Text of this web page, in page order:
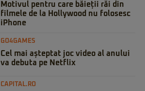
Motivul pentru care băieții răi din
filmele de la Hollywood nu folosesc
iPhone
GO4GAMES
Cel mai așteptat joc video al anului
va debuta pe Netflix
CAPITAL.RO